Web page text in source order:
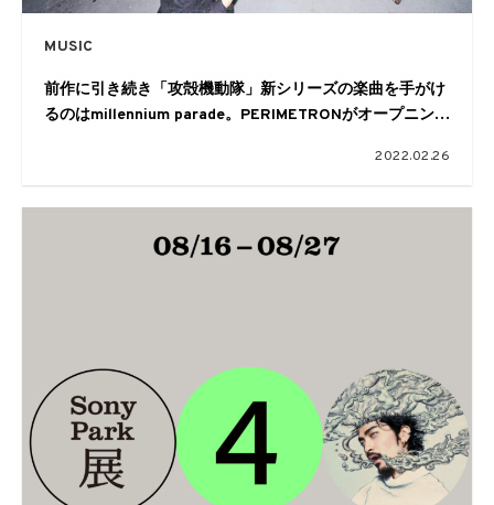
MUSIC
前作に引き続き「攻殻機動隊」新シリーズの楽曲を手がけ
るのはmillennium parade。PERIMETRONがオープニング
2022.02.26